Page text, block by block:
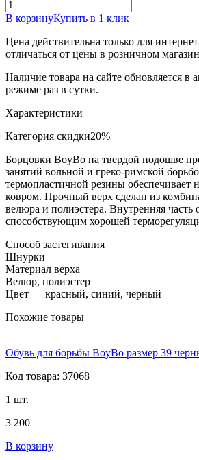
В корзинуКупить в 1 клик
Цена действительна только для
отличаться от цены в розничном
Наличие товара на сайте обновляется в
режиме раз в сутки.
Характеристики
Категория скидки20%
Борцовки BoyBo на твердой подошве
занятий вольной и греко-римской
термопластичной резины обеспечивает
ковром. Прочный верх сделан из
велюра и полиэстера. Внутренняя часть
способствующим хорошей
Способ застегивания
Шнурки
Материал верха
Велюр, полиэстер
Цвет — красный, синий, черный
Похожие товары
Обувь для борьбы BoyBo размер 39
Код товара: 37068
1 шт.
3 200
В корзину